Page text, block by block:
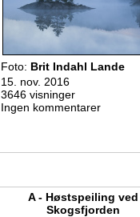
Foto: Brit Indahl Lande
15. nov. 2016
3646 visninger
Ingen kommentarer
A - Høstspeiling ved
Skogsfjorden